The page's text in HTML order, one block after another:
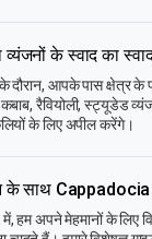
व्यंजनों के स्वाद का
के दौरान, आपके पास क्षेत्र
रैवियोली, स्ट्यूडेड
के लिए अपील करेंगे।
साथ Cappadocia
हम अपने मेहमानों के लिए